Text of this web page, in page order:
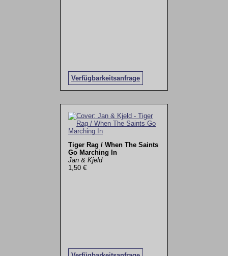
Verfügbarkeitsanfrage
Tiger Rag / When The Saints
Go Marching In
Jan & Kjeld
1,50 €